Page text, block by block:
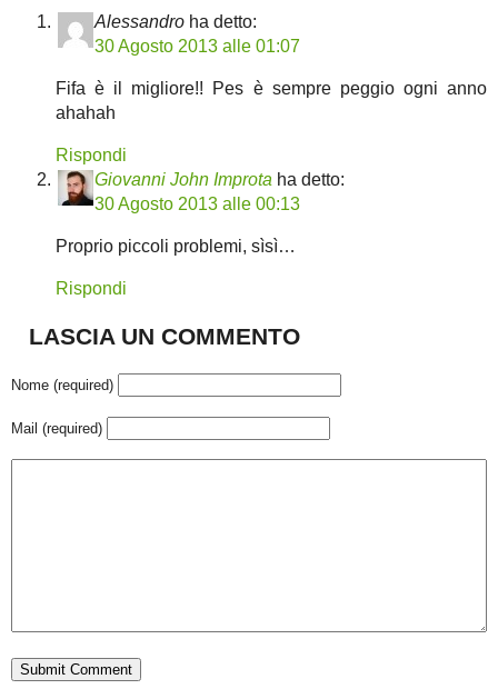
Alessandro ha detto:
30 Agosto 2013 alle 01:07
Fifa è il migliore!! Pes è sempre peggio ogni anno
ahahah
Rispondi
Giovanni John Improta ha detto:
30 Agosto 2013 alle 00:13
Proprio piccoli problemi, sìsì…
Rispondi
LASCIA UN COMMENTO
Nome (required)
Mail (required)